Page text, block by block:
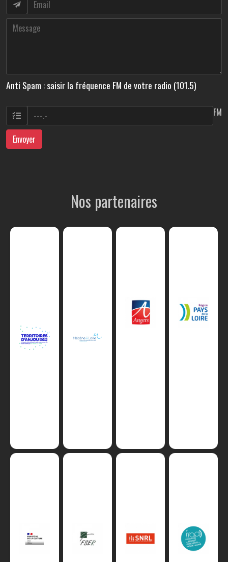
Anti Spam : saisir la fréquence FM de votre radio (101.5)
FM
Envoyer
Nos partenaires